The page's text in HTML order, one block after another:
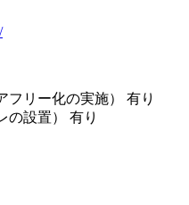
フリー化の実施） 有り
の設置） 有り